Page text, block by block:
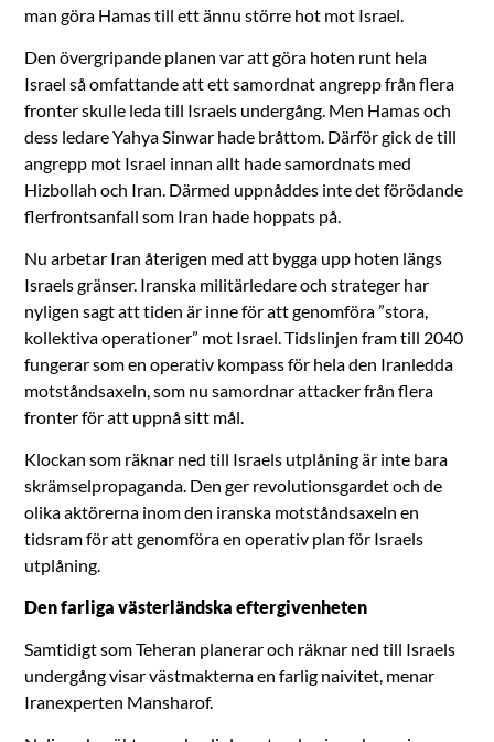
man göra Hamas till ett ännu större hot mot Israel.
Den övergripande planen var att göra hoten runt hela
Israel så omfattande att ett samordnat angrepp från flera
fronter skulle leda till Israels undergång. Men Hamas och
dess ledare Yahya Sinwar hade bråttom. Därför gick de till
angrepp mot Israel innan allt hade samordnats med
Hizbollah och Iran. Därmed uppnåddes inte det förödande
flerfrontsanfall som Iran hade hoppats på.
Nu arbetar Iran återigen med att bygga upp hoten längs
Israels gränser. Iranska militärledare och strateger har
nyligen sagt att tiden är inne för att genomföra ”stora,
kollektiva operationer” mot Israel. Tidslinjen fram till 2040
fungerar som en operativ kompass för hela den Iranledda
motståndsaxeln, som nu samordnar attacker från flera
fronter för att uppnå sitt mål.
Klockan som räknar ned till Israels utplåning är inte bara
skrämselpropaganda. Den ger revolutionsgardet och de
olika aktörerna inom den iranska motståndsaxeln en
tidsram för att genomföra en operativ plan för Israels
utplåning.
Den farliga västerländska eftergivenheten
Samtidigt som Teheran planerar och räknar ned till Israels
undergång visar västmakterna en farlig naivitet, menar
Iranexperten Mansharof.